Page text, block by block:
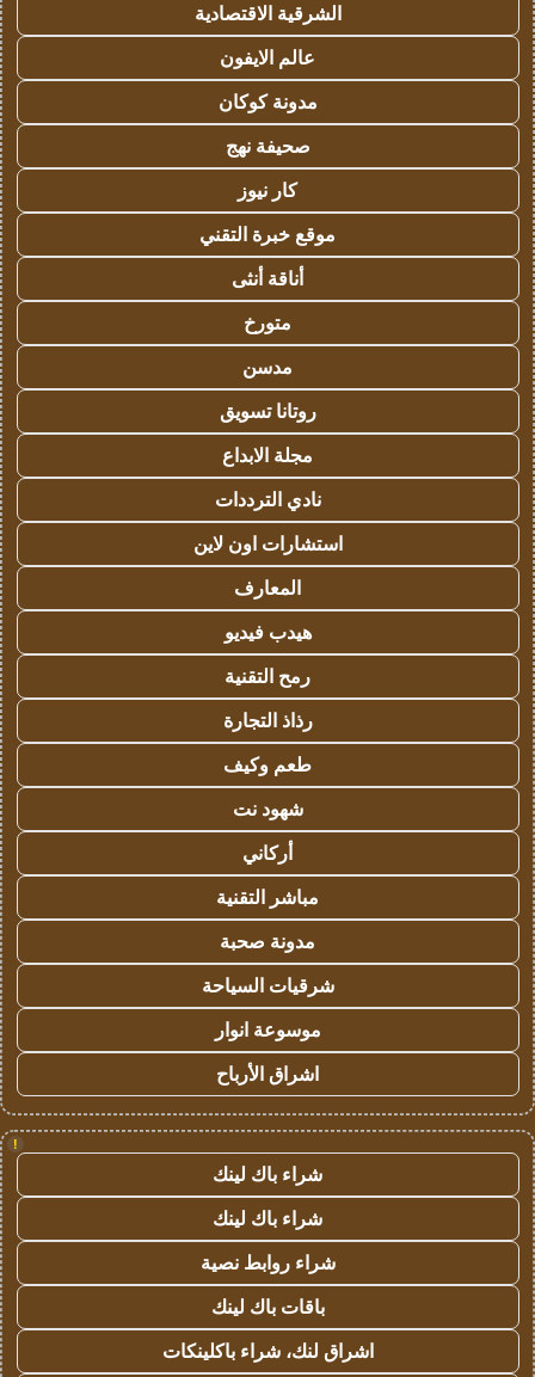
الشرقية الاقتصادية
عالم الايفون
مدونة كوكان
صحيفة نهج
كار نيوز
موقع خبرة التقني
أناقة أنثى
متورخ
مدسن
روتانا تسويق
مجلة الابداع
نادي الترددات
استشارات اون لاين
المعارف
هيدب فيديو
رمح التقنية
رذاذ التجارة
طعم وكيف
شهود نت
أركاني
مباشر التقنية
مدونة صحبة
شرقيات السياحة
موسوعة انوار
اشراق الأرباح
!
شراء باك لينك
شراء باك لينك
شراء روابط نصية
باقات باك لينك
اشراق لنك، شراء باكلينكات